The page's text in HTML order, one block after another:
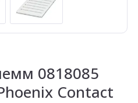
0818085
Contact